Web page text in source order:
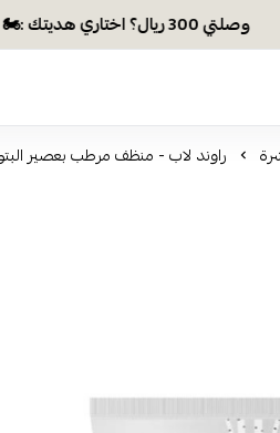
وصلتي 300 ريال؟ اختاري هديتك :🏍 شحن مجاني بكود N28 أو 💸خصم بكود EID26
راوند لاب - منظف مرطب بعصير البتولا ,